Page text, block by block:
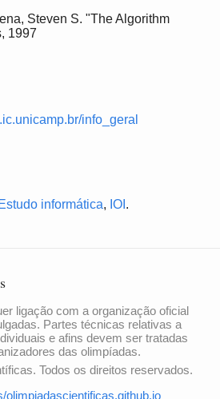
Steven S. "The Algorithm
1997
info_geral
Estudo informática, IOI .
ligação com a organização oficial
Partes técnicas relativas a
e afins devem ser tratadas
das olimpíadas.
Todos os direitos reservados.
olimpiadascientificas.github.io